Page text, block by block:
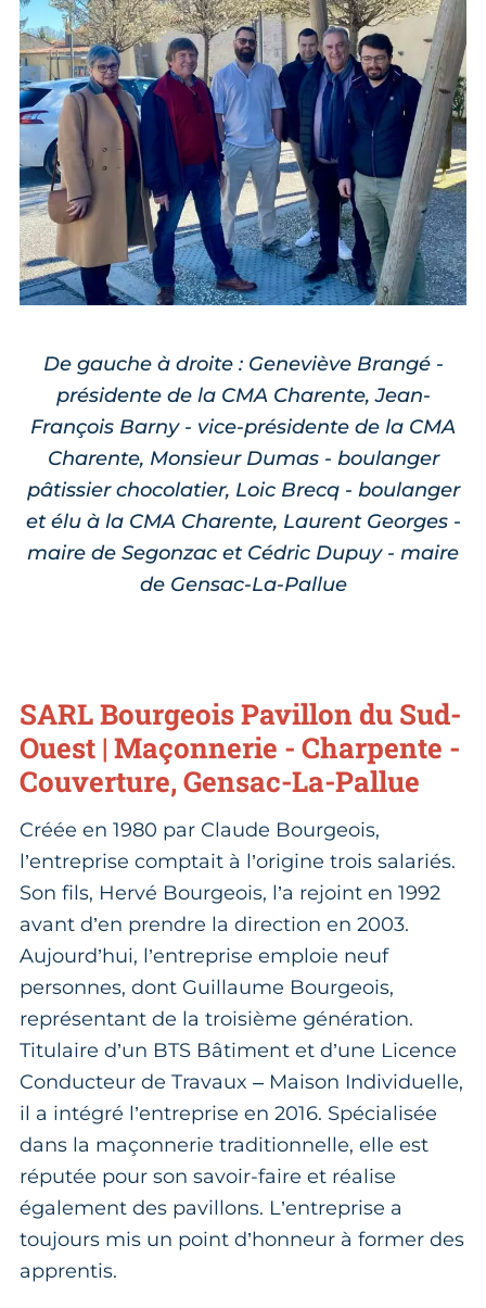
De gauche à droite : Geneviève Brangé -
présidente de la CMA Charente, Jean-
François Barny - vice-présidente de la CMA
Charente, Monsieur Dumas - boulanger
pâtissier chocolatier, Loic Brecq - boulanger
et élu à la CMA Charente, Laurent Georges -
maire de Segonzac et Cédric Dupuy - maire
de Gensac-La-Pallue
SARL Bourgeois Pavillon du Sud-
Ouest | Maçonnerie - Charpente -
Couverture, Gensac-La-Pallue
Créée en 1980 par Claude Bourgeois,
l’entreprise comptait à l’origine trois salariés.
Son fils, Hervé Bourgeois, l’a rejoint en 1992
avant d’en prendre la direction en 2003.
Aujourd’hui, l’entreprise emploie neuf
personnes, dont Guillaume Bourgeois,
représentant de la troisième génération.
Titulaire d’un BTS Bâtiment et d’une Licence
Conducteur de Travaux – Maison Individuelle,
il a intégré l’entreprise en 2016. Spécialisée
dans la maçonnerie traditionnelle, elle est
réputée pour son savoir-faire et réalise
également des pavillons. L’entreprise a
toujours mis un point d’honneur à former des
apprentis.